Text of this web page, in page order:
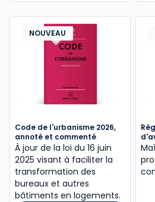
NOUVEAU
Code de l'urbanisme 2026,
annoté et commenté
À jour de la loi du 16 juin
2025 visant à faciliter la
transformation des
bureaux et autres
bâtiments en logements.